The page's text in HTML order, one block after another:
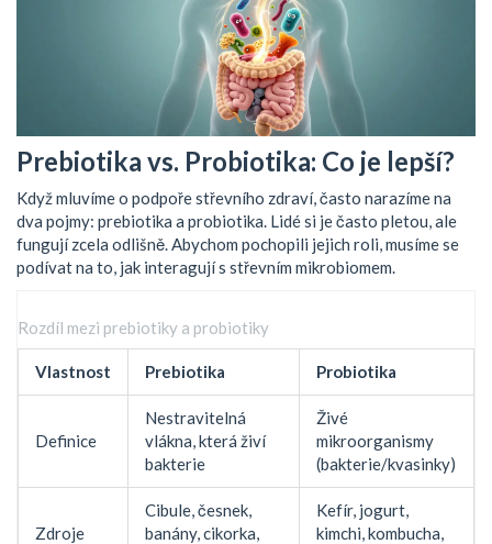
Prebiotika vs. Probiotika: Co je lepší?
Když mluvíme o podpoře střevního zdraví, často narazíme na
dva pojmy: prebiotika a probiotika. Lidé si je často pletou, ale
fungují zcela odlišně. Abychom pochopili jejich roli, musíme se
podívat na to, jak interagují s střevním mikrobiomem.
Rozdíl mezi prebiotiky a probiotiky
Vlastnost Prebiotika Probiotika
Definice
Nestravitelná
vlákna, která živí
bakterie
Živé
mikroorganismy
(bakterie/kvasinky)
Zdroje
Cibule, česnek,
banány, cikorka,
Kefír, jogurt,
kimchi, kombucha,